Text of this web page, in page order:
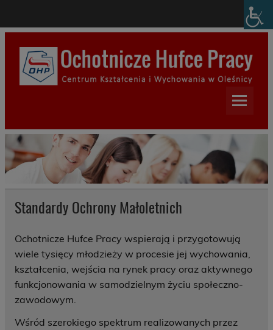
Wychowania w Oleśnicy
Standardy Ochrony Małoletnich
Ochotnicze Hufce Pracy wspierają i przygotowują
wiele tysięcy młodzieży w procesie jej wychowania,
kształcenia, wejścia na rynek pracy oraz aktywnego
funkcjonowania w samodzielnym życiu społeczno-
zawodowym.
Wśród szerokiego spektrum realizowanych przez